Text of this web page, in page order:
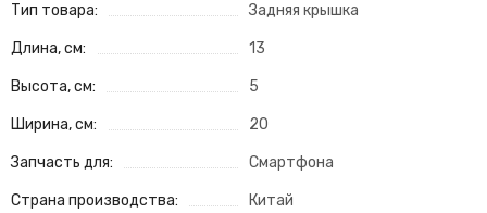
Тип товара: Задняя крышка
Длина, см: 13
Высота, см: 5
Ширина, см: 20
Запчасть для: Смартфона
Страна производства: Китай